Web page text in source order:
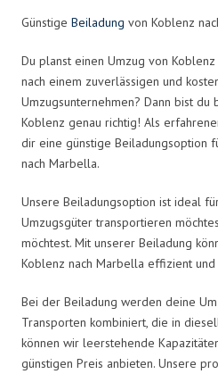
Günstige Beiladung von Koblenz
Du planst einen Umzug von
nach einem zuverlässigen und
Umzugsunternehmen? Dann bist du
Koblenz genau richtig! Als
dir eine günstige Beiladungsoption
nach Marbella.
Unsere Beiladungsoption ist ideal
Umzugsgüter transportieren
möchtest. Mit unserer Beiladung
Koblenz nach Marbella effizient
Bei der Beiladung werden deine
Transporten kombiniert, die in
können wir leerstehende
günstigen Preis anbieten. Unsere